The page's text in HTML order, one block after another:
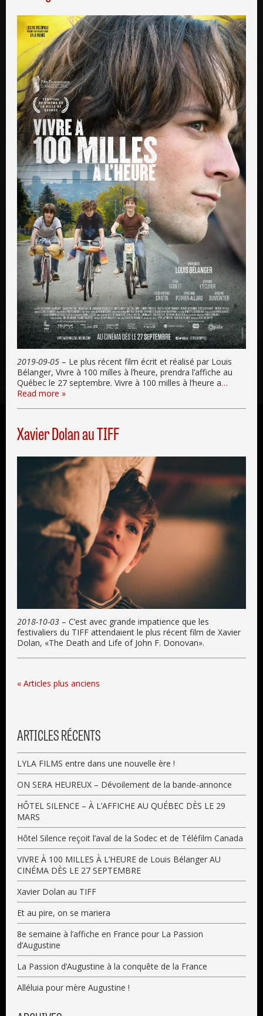
2019-09-05 – Le plus récent film écrit et réalisé par Louis
Bélanger, Vivre à 100 milles à l’heure, prendra l’affiche au
Québec le 27 septembre. Vivre à 100 milles à l’heure a…
Read more »
Xavier Dolan au TIFF
2018-10-03 – C’est avec grande impatience que les
festivaliers du TIFF attendaient le plus récent film de Xavier
Dolan, «The Death and Life of John F. Donovan».
« Articles plus anciens
ARTICLES RÉCENTS
LYLA FILMS entre dans une nouvelle ère !
ON SERA HEUREUX – Dévoilement de la bande-annonce
HÔTEL SILENCE – À L’AFFICHE AU QUÉBEC DÈS LE 29
MARS
Hôtel Silence reçoit l’aval de la Sodec et de Téléfilm Canada
VIVRE À 100 MILLES À L’HEURE de Louis Bélanger AU
CINÉMA DÈS LE 27 SEPTEMBRE
Xavier Dolan au TIFF
Et au pire, on se mariera
8e semaine à l’affiche en France pour La Passion
d’Augustine
La Passion d’Augustine à la conquête de la France
Alléluia pour mère Augustine !